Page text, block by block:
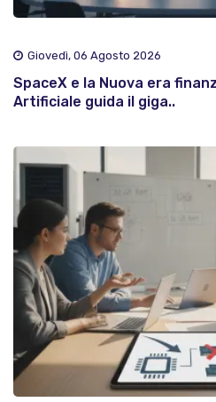
Giovedì, 06 Agosto 2026
SpaceX e la Nuova era
Artificiale guida il giga..